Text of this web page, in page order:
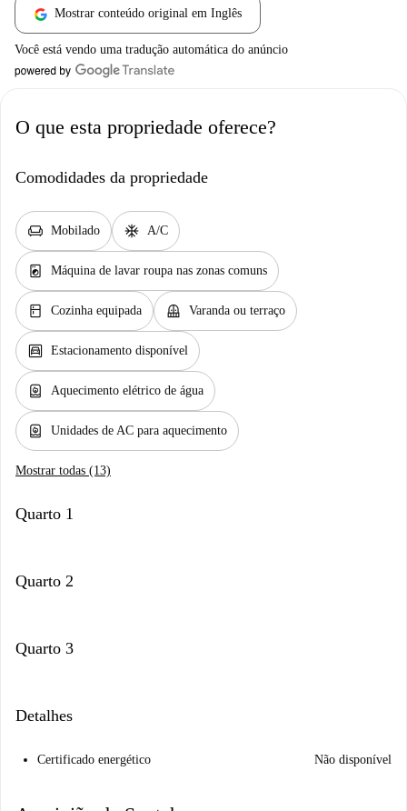
Mostrar conteúdo original em Inglês
Você está vendo uma tradução automática do anúncio
O que esta propriedade oferece?
Comodidades da propriedade
chair Mobilado ac_unit A/C
local_laundry_service Máquina de lavar roupa nas zonas comuns
kitchen Cozinha equipada balcony Varanda ou terraço
garage Estacionamento disponível
water_heater Aquecimento elétrico de água
water_heater Unidades de AC para aquecimento
Mostrar todas (13)
Quarto 1
Quarto 2
Quarto 3
Detalhes
Certificado energético Não disponível